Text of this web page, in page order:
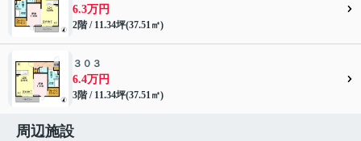
6.3万円
2階 / 11.34坪(37.51㎡)
３０３
6.4万円
3階 / 11.34坪(37.51㎡)
周辺施設